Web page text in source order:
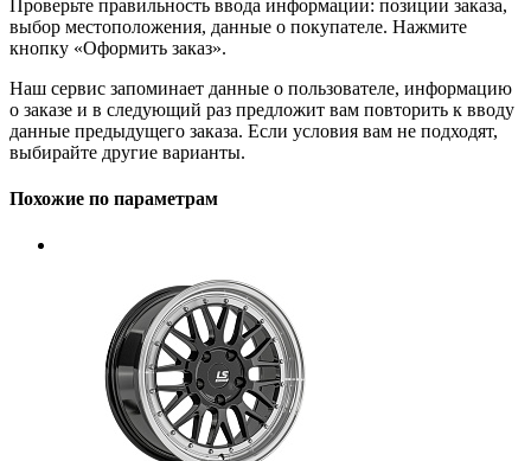
Проверьте правильность ввода информации: позиции заказа,
выбор местоположения, данные о покупателе. Нажмите
кнопку «Оформить заказ».
Наш сервис запоминает данные о пользователе, информацию
о заказе и в следующий раз предложит вам повторить к вводу
данные предыдущего заказа. Если условия вам не подходят,
выбирайте другие варианты.
Похожие по параметрам